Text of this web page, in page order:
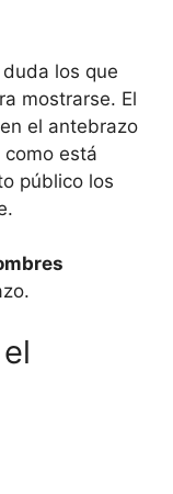
los que
mostrarse. El
el antebrazo
como está
público los